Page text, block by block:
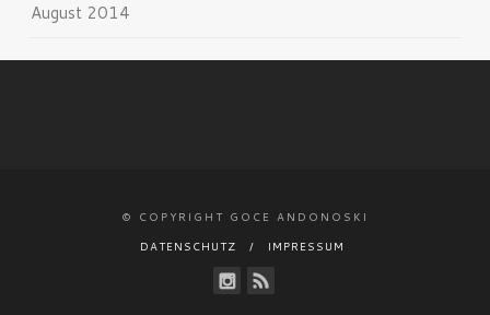
August 2014
© COPYRIGHT GOCE ANDONOSKI
DATENSCHUTZ
IMPRESSUM